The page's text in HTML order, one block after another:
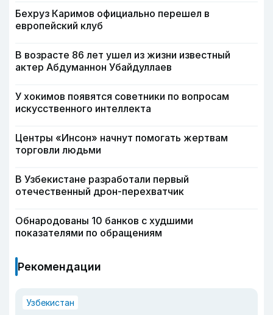
Бехруз Каримов официально перешел в
европейский клуб
В возрасте 86 лет ушел из жизни известный
актер Абдуманнон Убайдуллаев
У хокимов появятся советники по вопросам
искусственного интеллекта
Центры «Инсон» начнут помогать жертвам
торговли людьми
В Узбекистане разработали первый
отечественный дрон-перехватчик
Обнародованы 10 банков с худшими
показателями по обращениям
Рекомендации
Узбекистан